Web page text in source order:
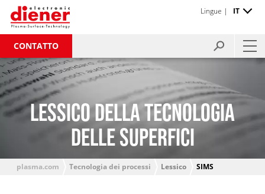
CONTATTO
Lingue | IT
LESSICO DELLA TECNOLOGIA
DELLE SUPERFICI
plasma.com Tecnologia dei processi Lessico SIMS